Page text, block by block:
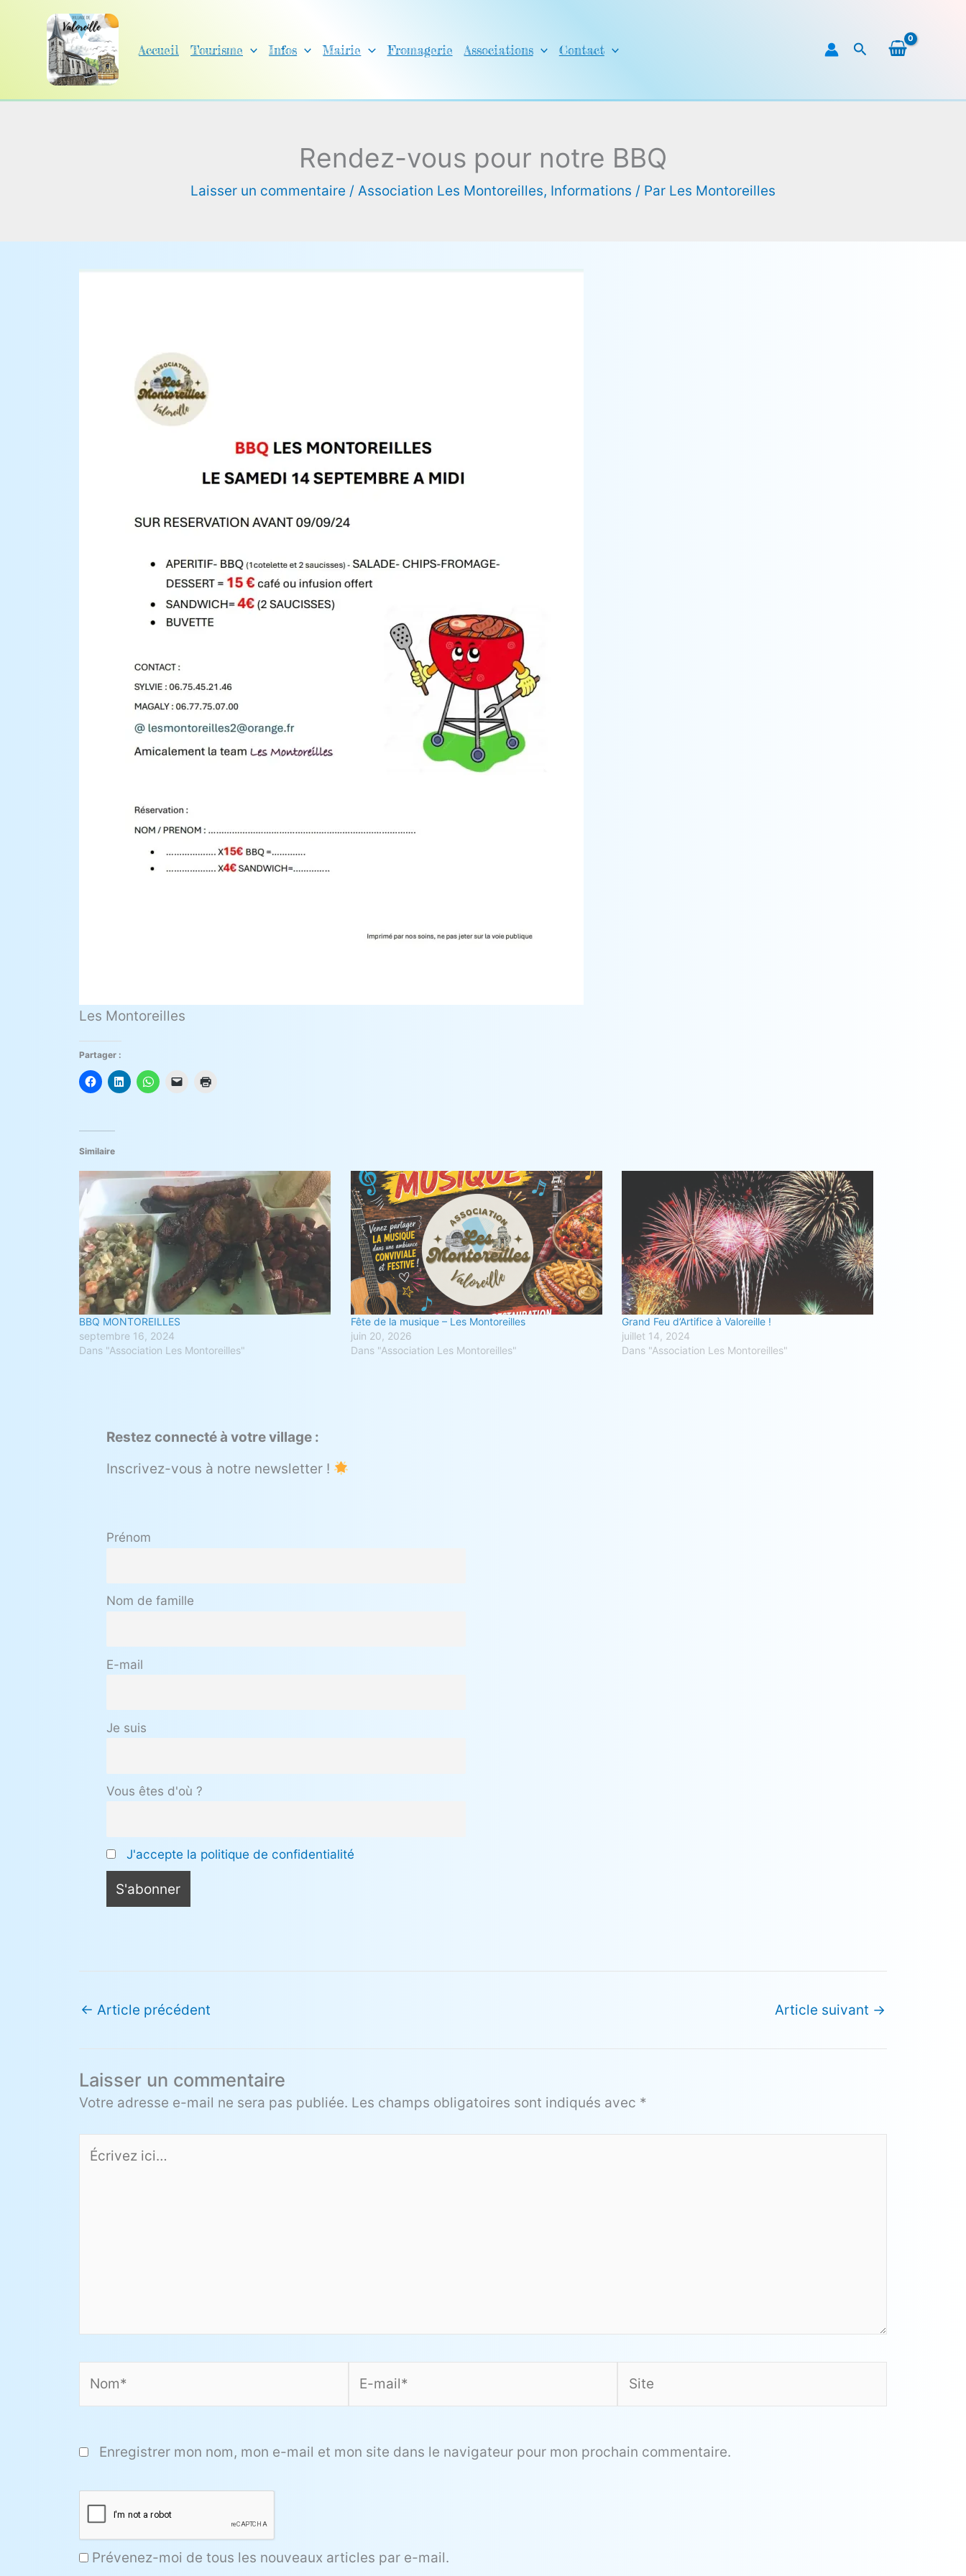
contenu
Accueil Tourisme Infos Mairie Fromagerie Associations Contact Rechercher
Rendez-vous pour notre BBQ
Laisser un commentaire / Association Les Montoreilles, Informations / Par Les Montoreilles
Les Montoreilles
Partager :
Similaire
BBQ MONTOREILLES
septembre 16, 2024
Dans "Association Les Montoreilles"
Fête de la musique – Les Montoreilles
juin 20, 2026
Dans "Association Les Montoreilles"
Grand Feu d’Artifice à Valoreille !
juillet 14, 2024
Dans "Association Les Montoreilles"
Restez connecté à votre village :
Inscrivez-vous à notre newsletter !
Prénom
Nom de famille
E-mail
Je suis
Vous êtes d'où ?
J'accepte la politique de confidentialité
← Article précédent Article suivant →
Laisser un commentaire
Votre adresse e-mail ne sera pas publiée. Les champs obligatoires sont indiqués avec *
Écrivez
Enregistrer mon nom, mon e-mail et mon site dans le navigateur pour mon prochain commentaire.
Prévenez-moi de tous les nouveaux articles par e-mail.